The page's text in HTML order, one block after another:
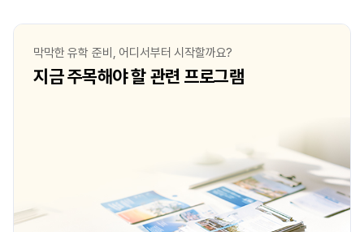
막막한 유학 준비, 어디서부터 시작할까요?
지금 주목해야 할 관련 프로그램